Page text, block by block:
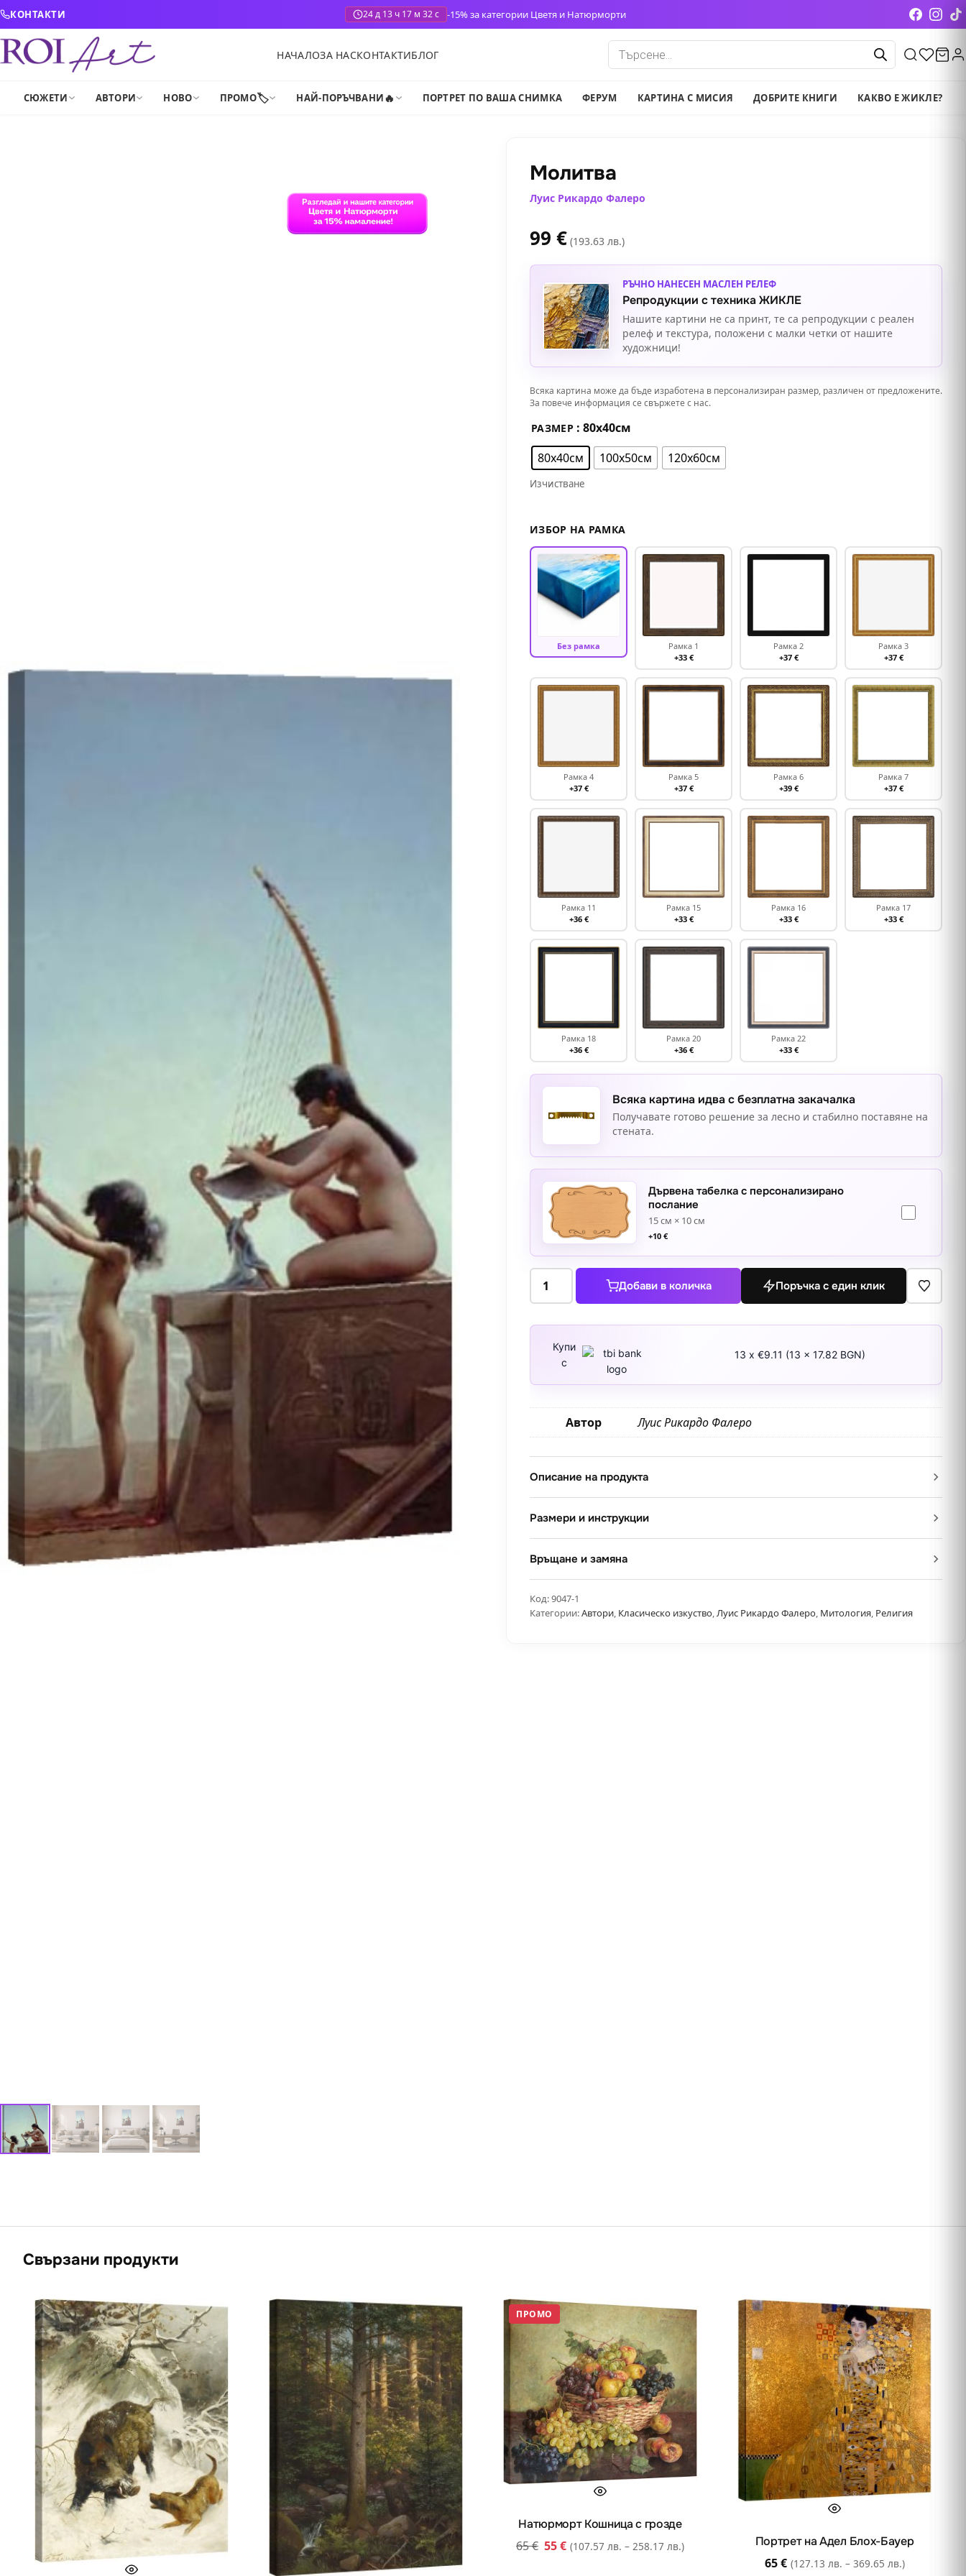
Skip to content
КОНТАКТИ 24 д 13 ч 17 м 30 с -15% за категории Цветя и Натюрморти
НАЧАЛОЗА НАСКОНТАКТИБЛОГ
Products
search
СЮЖЕТИ АВТОРИ НОВО ПРОМО🏷️ НАЙ-ПОРЪЧВАНИ🔥 ПОРТРЕТ ПО ВАША СНИМКА ФЕРУМ КАРТИНА С МИСИЯ ДОБРИТЕ КНИГИ КАКВО Е ЖИКЛЕ?
Молитва
Луис Рикардо Фалеро
99 € (193.63 лв.)
РЪЧНО НАНЕСЕН МАСЛЕН РЕЛЕФ
Репродукции с техника ЖИКЛЕ
Нашите картини не са принт, те са репродукции с реален
релеф и текстура, положени с малки четки от нашите
художници!
Всяка картина може да бъде изработена в персонализиран размер, различен от предложените.
За повече информация се свържете с нас.
РАЗМЕР : 80х40см
80х40см
100х50см 120х60см
Изчистване
ИЗБОР НА РАМКА
Без рамка
Рамка 1
+33 €
Рамка 2
+37 €
Рамка 3
+37 €
Рамка 4
+37 €
Рамка 5
+37 €
Рамка 6
+39 €
Рамка 7
+37 €
Рамка 11
+36 €
Рамка 15
+33 €
Рамка 16
+33 €
Рамка 17
+33 €
Рамка 18
+36 €
Рамка 20
+36 €
Рамка 22
+33 €
Всяка картина идва с безплатна закачалка
Получавате готово решение за лесно и стабилно поставяне на
стената.
Дървена табелка с персонализирано
послание
15 см × 10 см
+10 €
количество
Добави в количка Поръчка с един клик
Купи
с
13 x €9.11 (13 x 17.82 BGN)
Автор Луис Рикардо Фалеро
Описание на продукта
Размери и инструкции
Връщане и замяна
Код:9047-1
Категории:Автори, Класическо изкуство,Луис Рикардо Фалеро, Митология, Религия
Свързани продукти
ПРОМО
Натюрморт Кошница с грозде
65€ 55€ (107.57 лв. – 258.17 лв.) Портрет на Адел Блох-Бауер
65€ (127.13 лв. – 369.65 лв.)